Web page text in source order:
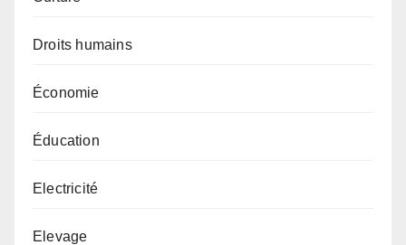
Droits humains
Économie
Éducation
Electricité
Elevage